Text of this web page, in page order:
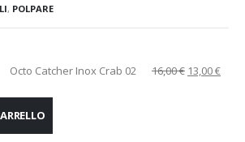
, POLPARE
Octo Catcher Inox Crab 02 16,00€ 13,00€